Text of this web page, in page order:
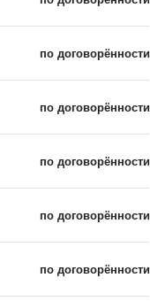
по договорённости
по договорённости
по договорённости
по договорённости
по договорённости